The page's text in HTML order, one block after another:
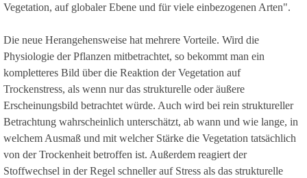
Vegetation, auf globaler Ebene und für viele einbezogenen Arten".
Die neue Herangehensweise hat mehrere Vorteile. Wird die
Physiologie der Pflanzen mitbetrachtet, so bekommt man ein
kompletteres Bild über die Reaktion der Vegetation auf
Trockenstress, als wenn nur das strukturelle oder äußere
Erscheinungsbild betrachtet würde. Auch wird bei rein struktureller
Betrachtung wahrscheinlich unterschätzt, ab wann und wie lange, in
welchem Ausmaß und mit welcher Stärke die Vegetation tatsächlich
von der Trockenheit betroffen ist. Außerdem reagiert der
Stoffwechsel in der Regel schneller auf Stress als das strukturelle